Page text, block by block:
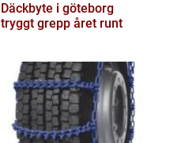
Däckbyte i göteborg
tryggt grepp året runt